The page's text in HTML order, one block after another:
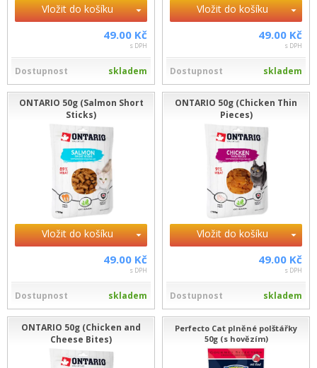
Vložit do košíku
49.00 Kč
s DPH
Dostupnost skladem
Vložit do košíku
49.00 Kč
s DPH
Dostupnost skladem
ONTARIO 50g (Salmon Short
Sticks)
Vložit do košíku
49.00 Kč
s DPH
Dostupnost skladem
ONTARIO 50g (Chicken Thin
Pieces)
Vložit do košíku
49.00 Kč
s DPH
Dostupnost skladem
ONTARIO 50g (Chicken and
Cheese Bites)
Perfecto Cat plněné polštářky
50g (s hovězím)